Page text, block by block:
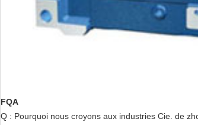
FQA
Q : Pourquoi nous croyons aux industries Cie. de